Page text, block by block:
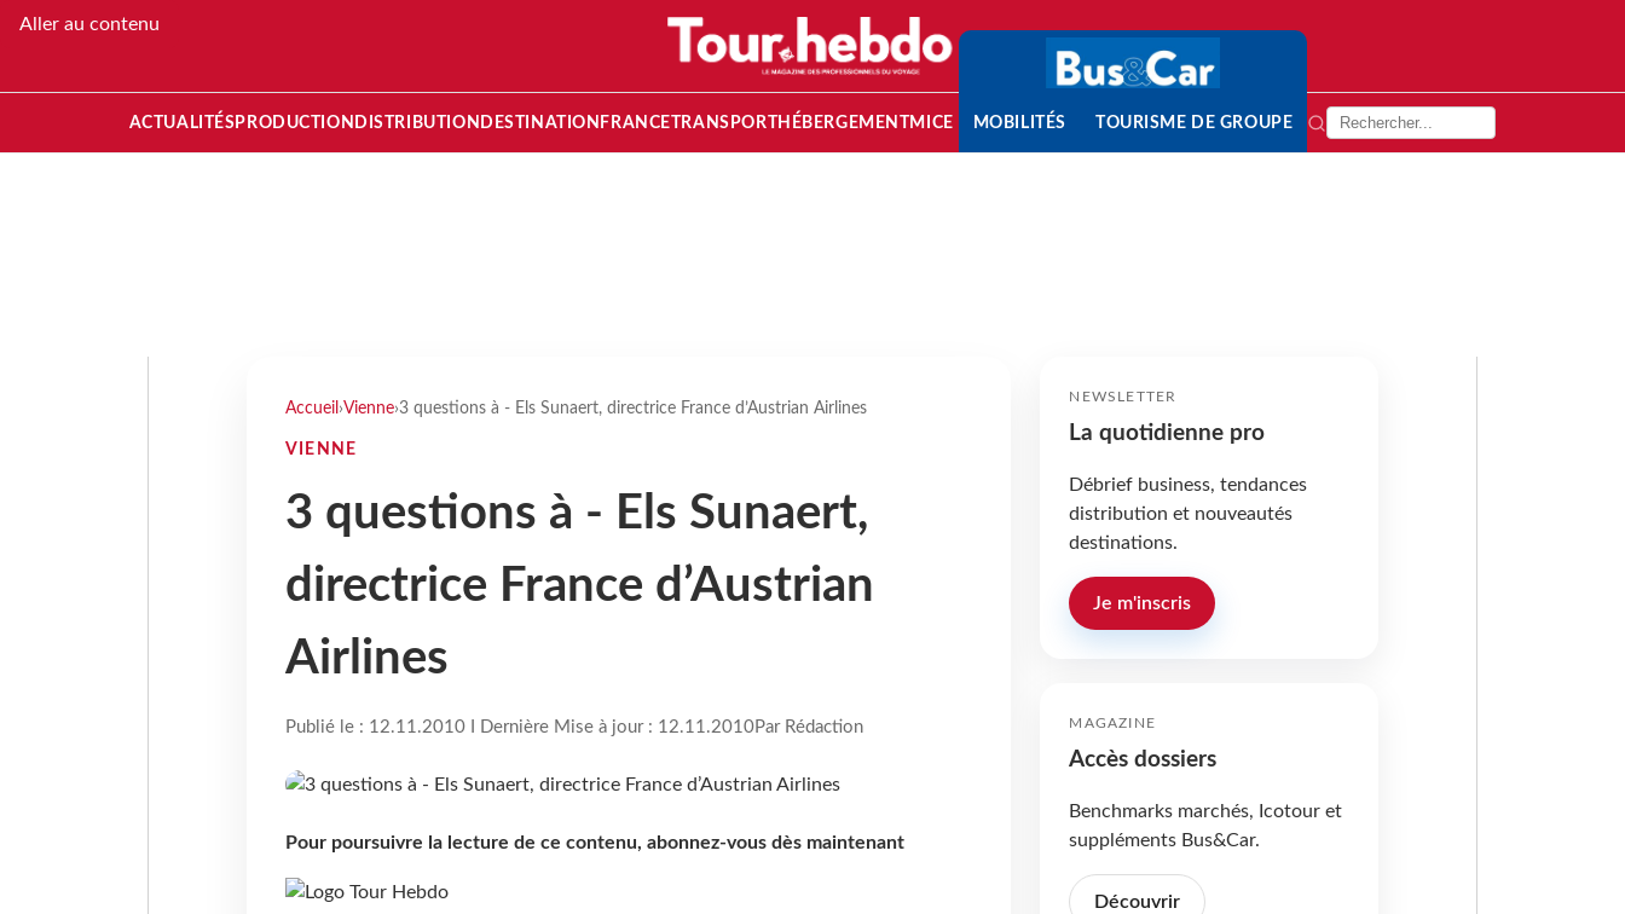
Aller au contenu
ACTUALITÉS PRODUCTION DISTRIBUTION DESTINATION FRANCETRANSPORT HÉBERGEMENTMICE MOBILITÉS TOURISME DE GROUPE
Accueil ›Vienne›3 questions à - Els Sunaert, directrice France d’Austrian Airlines
VIENNE
3 questions à - Els Sunaert,
directrice France d’Austrian
Airlines
Publié le : 12.11.2010 I Dernière Mise à jour : 12.11.2010Par Rédaction
Pour poursuivre la lecture de ce contenu, abonnez-vous dès maintenant
NEWSLETTER
La quotidienne pro
Débrief business, tendances
distribution et nouveautés
destinations.
Je m'inscris
MAGAZINE
Accès dossiers
Benchmarks marchés, Icotour et
suppléments Bus&Car.
Découvrir